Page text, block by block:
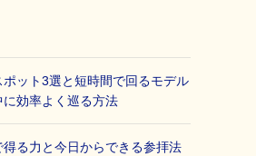
ポット3選と短時間で回るモデル
に効率よく巡る方法
る力と今日からできる参拝法